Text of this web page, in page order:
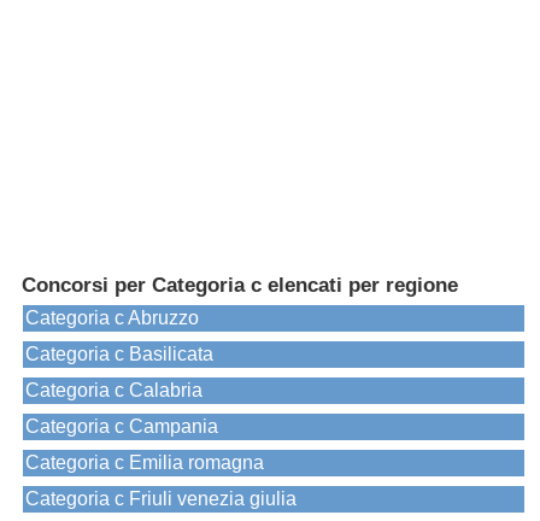
Concorsi per Categoria c elencati per regione
Categoria c Abruzzo
Categoria c Basilicata
Categoria c Calabria
Categoria c Campania
Categoria c Emilia romagna
Categoria c Friuli venezia giulia